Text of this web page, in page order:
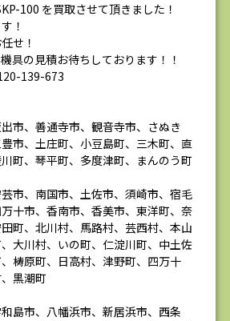
100 を買取させて頂きました！
！
せ！
具の見積お待ちしております！！
139-673
市、善通寺市、観音寺市、さぬき
市、土庄町、小豆島町、三木町、直
町、琴平町、多度津町、まんのう町
市、南国市、土佐市、須崎市、宿毛
十市、香南市、香美市、東洋町、奈
町、北川村、馬路村、芸西村、本山
大川村、いの町、仁淀川町、中土佐
梼原町、日高村、津野町、四万十
黒潮町
島市、八幡浜市、新居浜市、西条